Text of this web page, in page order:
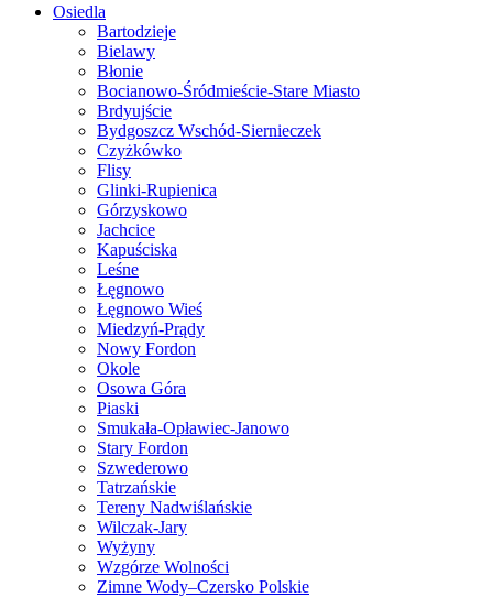
Osiedla
Bartodzieje
Bielawy
Błonie
Bocianowo-Śródmieście-Stare Miasto
Brdyujście
Bydgoszcz Wschód-Siernieczek
Czyżkówko
Flisy
Glinki-Rupienica
Górzyskowo
Jachcice
Kapuściska
Leśne
Łęgnowo
Łęgnowo Wieś
Miedzyń-Prądy
Nowy Fordon
Okole
Osowa Góra
Piaski
Smukała-Opławiec-Janowo
Stary Fordon
Szwederowo
Tatrzańskie
Tereny Nadwiślańskie
Wilczak-Jary
Wyżyny
Wzgórze Wolności
Zimne Wody–Czersko Polskie